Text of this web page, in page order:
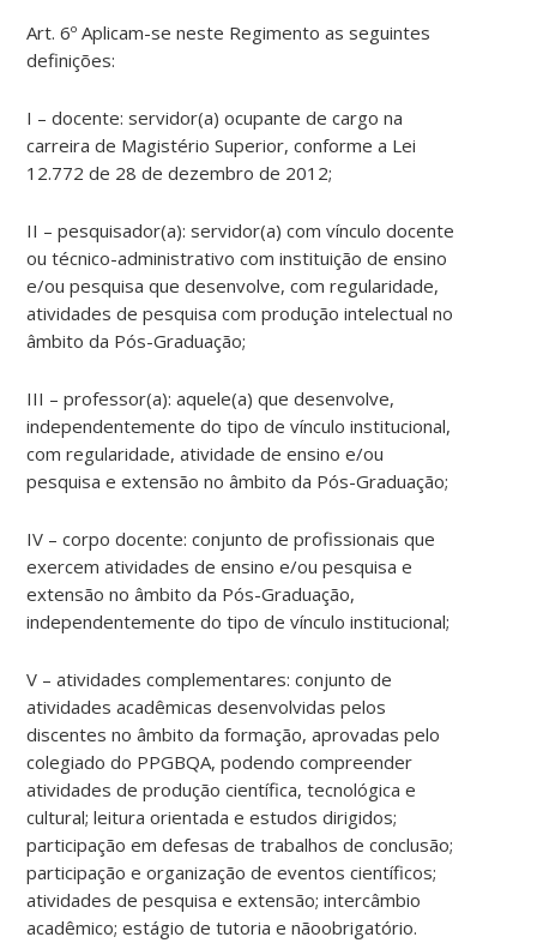
Art. 6º Aplicam-se neste Regimento as seguintes
definições:
I – docente: servidor(a) ocupante de cargo na
carreira de Magistério Superior, conforme a Lei
12.772 de 28 de dezembro de 2012;
II – pesquisador(a): servidor(a) com vínculo docente
ou técnico-administrativo com instituição de ensino
e/ou pesquisa que desenvolve, com regularidade,
atividades de pesquisa com produção intelectual no
âmbito da Pós-Graduação;
III – professor(a): aquele(a) que desenvolve,
independentemente do tipo de vínculo institucional,
com regularidade, atividade de ensino e/ou
pesquisa e extensão no âmbito da Pós-Graduação;
IV – corpo docente: conjunto de profissionais que
exercem atividades de ensino e/ou pesquisa e
extensão no âmbito da Pós-Graduação,
independentemente do tipo de vínculo institucional;
V – atividades complementares: conjunto de
atividades acadêmicas desenvolvidas pelos
discentes no âmbito da formação, aprovadas pelo
colegiado do PPGBQA, podendo compreender
atividades de produção científica, tecnológica e
cultural; leitura orientada e estudos dirigidos;
participação em defesas de trabalhos de conclusão;
participação e organização de eventos científicos;
atividades de pesquisa e extensão; intercâmbio
acadêmico; estágio de tutoria e nãoobrigatório.